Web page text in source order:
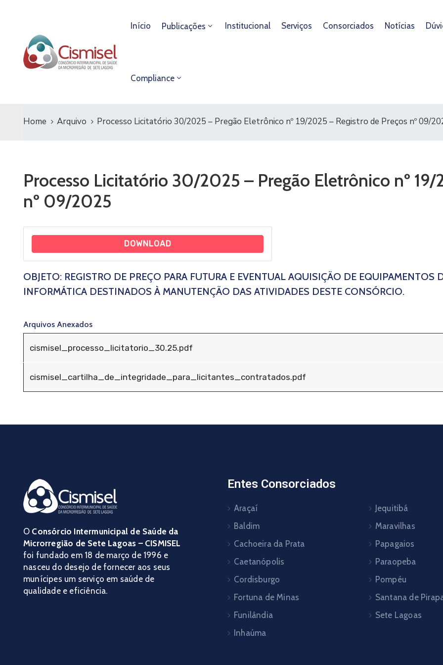
Início Publicações Institucional Serviços Consorciados Notícias
Compliance
Home Arquivo Processo Licitatório 30/2025 – Pregão Eletrônico nº 19/2025 – Registro de Preços nº 09/
Processo Licitatório 30/2025 – Pregão Eletrônico nº 19/
nº 09/2025
DOWNLOAD
OBJETO: REGISTRO DE PREÇO PARA FUTURA E EVENTUAL AQUISIÇÃO DE EQUIPAMENTOS
INFORMÁTICA DESTINADOS À MANUTENÇÃO DAS ATIVIDADES DESTE CONSÓRCIO.
Arquivos Anexados
cismisel_processo_licitatorio_30.25.pdf
cismisel_cartilha_de_integridade_para_licitantes_contratados.pdf
O Consórcio Intermunicipal de Saúde da
Microrregião de Sete Lagoas – CISMISEL
foi fundado em 18 de março de 1996 e
nasceu do desejo de fornecer aos seus
munícipes um serviço em saúde de
qualidade e eficiência.
Entes Consorciados
Araçaí
Baldim
Cachoeira da Prata
Caetanópolis
Cordisburgo
Fortuna de Minas
Funilândia
Inhaúma
Jequitibá
Maravilhas
Papagaios
Paraopeba
Pompéu
Santana de
Sete Lagoas